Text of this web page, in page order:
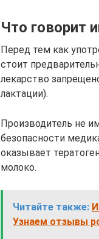
Что говорит
Перед тем как
стоит
лекарство
лактации).
Производитель не
безопасности
оказывает
молоко.
Читайте также:
Узнаем отзывы